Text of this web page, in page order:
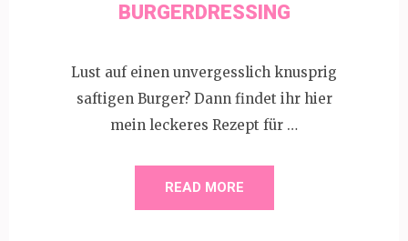
BURGERDRESSING
Lust auf einen unvergesslich knusprig
saftigen Burger? Dann findet ihr hier
mein leckeres Rezept für …
READ MORE